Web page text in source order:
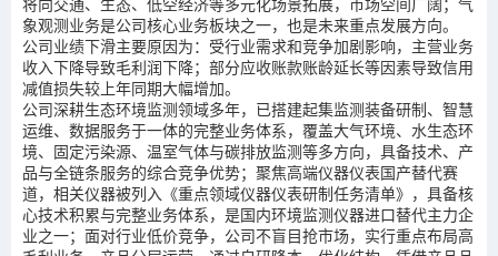
象观测业务是公司核心业务板块之一，也是未来重点发展方向。
公司业绩下滑主要原因为：受行业需求和竞争加剧影响，主营业务
收入下降导致毛利润下降；部分应收账款账龄延长等因素导致信用
减值损失较上年同期大幅增加。
公司深耕生态环境监测领域多年，已搭建起集监测装备研制、智慧
运维、数据服务于一体的完整业务体系，覆盖大气环境、水生态环
境、固定污染源、温室气体与碳排放监测等多方向，具备技术、产
品与全链条服务的综合竞争优势；聚焦高端仪器仪表国产替代赛
道，相关仪器被列入《重点领域仪器仪表研制任务清单》，具备核
心技术积累与完整业务体系，是国内环境监测仪器进口替代主力企
业之一；面对行业低价竞争，公司不盲目抢市场，实行重点布局高